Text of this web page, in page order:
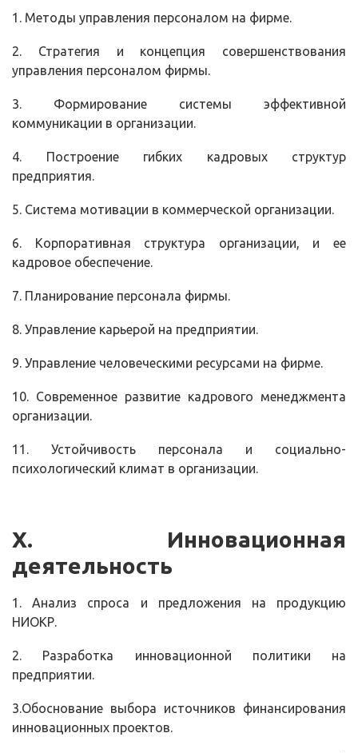
1. Методы управления персоналом на фирме.
2. Стратегия и концепция совершенствования
управления персоналом фирмы.
3. Формирование системы эффективной
коммуникации в организации.
4. Построение гибких кадровых структур
предприятия.
5. Система мотивации в коммерческой организации.
6. Корпоративная структура организации, и ее
кадровое обеспечение.
7. Планирование персонала фирмы.
8. Управление карьерой на предприятии.
9. Управление человеческими ресурсами на фирме.
10. Современное развитие кадрового менеджмента
организации.
11. Устойчивость персонала и социально-
психологический климат в организации.
Х. Инновационная
деятельность
1. Анализ спроса и предложения на продукцию
НИОКР.
2. Разработка инновационной политики на
предприятии.
3.Обоснование выбора источников финансирования
инновационных проектов.